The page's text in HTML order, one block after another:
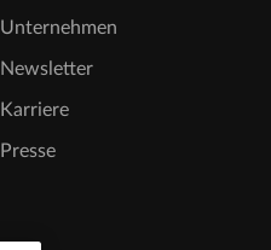
Unternehmen
Newsletter
Karriere
Presse